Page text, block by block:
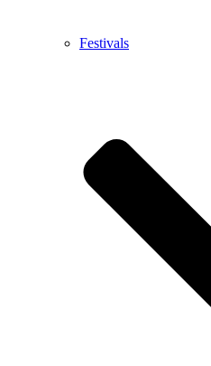
Festivals